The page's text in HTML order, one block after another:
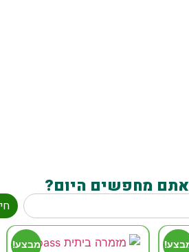
אתם מחפשים היום?
מבצע!